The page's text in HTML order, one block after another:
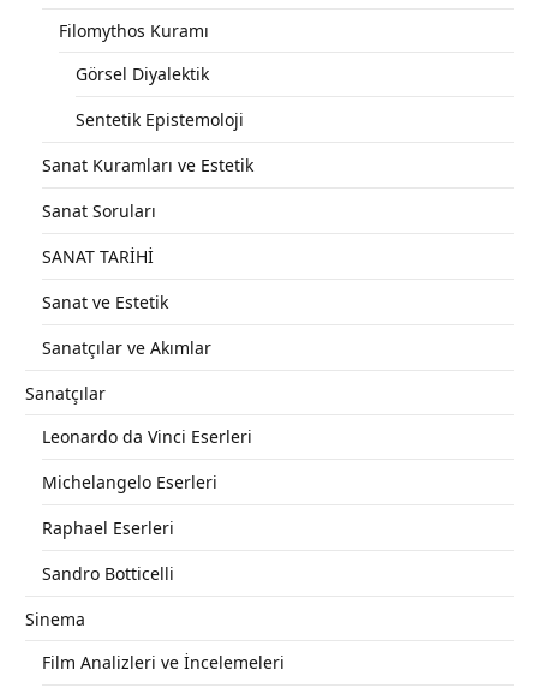
Filomythos Kuramı
Görsel Diyalektik
Sentetik Epistemoloji
Sanat Kuramları ve Estetik
Sanat Soruları
SANAT TARİHİ
Sanat ve Estetik
Sanatçılar ve Akımlar
Sanatçılar
Leonardo da Vinci Eserleri
Michelangelo Eserleri
Raphael Eserleri
Sandro Botticelli
Sinema
Film Analizleri ve İncelemeleri